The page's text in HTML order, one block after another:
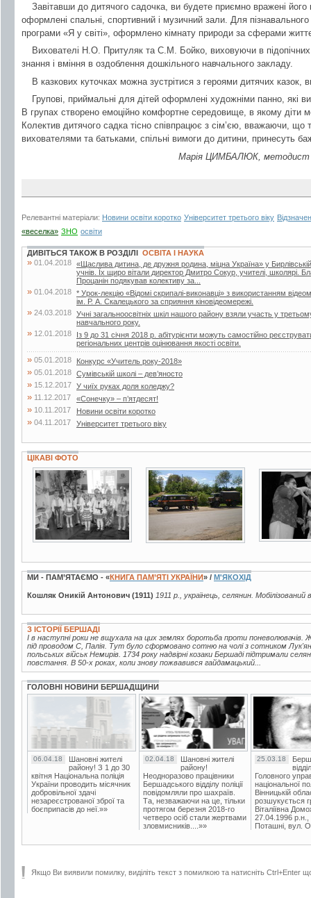
Завітавши до дитячого садочка, ви будете приємно вражені його
оформлені спальні, спортивний і музичний зали. Для пізнавального
програми «Я у світі», оформлено кімнату природи за сферами
Вихователі Н.О. Притуляк та С.М. Бойко, виховуючи в
знання і вміння в оздоблення дошкільного навчального закладу.
В казкових куточках можна зустрітися з героями дитячих казок,
Групові, приймальні для дітей оформлені художніми панно, які
В групах створено емоційно комфортне середовище, в якому діти
Колектив дитячого садка тісно співпрацює з сім’єю, вважаючи, що
вихователями та батьками, спільні вимоги до дитини, принесуть
Марія ЦИМБАЛЮК, методист
Релевантні матеріали: Новини освіти коротко Університет третього віку
«веселка» ЗНО освіти
ДИВІТЬСЯ ТАКОЖ В РОЗДІЛІ ОСВІТА І НАУКА
» 01.04.2018 «Щаслива дитина, де дружня родина, міцна Україна» у Бирлівській
учнів. Їх щиро вітали директор Дмитро Сокур, учителі, школярі.
Процанін подякував колективу за...
» 01.04.2018 * Урок-лекцію «Відомі скрипалі-виконавці» з використанням
ім. Р. А. Скалецького за сприяння кіновідеомережі.
» 24.03.2018 Учні загальноосвітніх шкіл нашого району взяли участь у
навчального року.
» 12.01.2018
Із 9 до 31 січня 2018 р. абітурієнти можуть самостійно
регіональних центрів оцінювання якості освіти.
» 05.01.2018 Конкурс «Учитель року-2018»
» 05.01.2018 Сумівській школі – дев’яносто
» 15.12.2017 У чиїх руках доля коледжу?
» 11.12.2017 «Сонечку» – п’ятдесят!
» 10.11.2017 Новини освіти коротко
» 04.11.2017 Університет третього віку
ЦІКАВІ ФОТО
2 фото 14 фото 6 фото
МИ - ПАМ’ЯТАЄМО - «КНИГА ПАМ’ЯТІ УКРАЇНИ» / М'ЯКОХІД
Кошляк Оникій Антонович (1911) 1911 р., українець, селянин.
З ІСТОРІЇ БЕРШАДІ
І в наступні роки не вщухала на цих землях боротьба проти поневолювачів.
під проводом С, Палія. Тут було сформовано сотню на чолі з сотником
польських військ Немирів. 1734 року надвірні козаки Бершаді підтримали
повстання. В 50-х роках, коли знову пожвавився гайдамацький...
ГОЛОВНІ НОВИНИ БЕРШАДЩИНИ
06.04.18
Шановні жителі
району! З 1 до 30
квітня Національна поліція
України проводить місячник
добровільної здачі
незареєстрованої зброї та
боєприпасів до неї.»»
02.04.18
Шановні жителі
району!
Неодноразово працівники
Бершадського відділу поліції
повідомляли про шахраїв.
Та, незважаючи на це, тільки
протягом березня 2018-го
четверо осіб стали жертвами
зловмисників....»»
25.03.18
Головного
національної
Вінницькій
розшукується
Віталіївна
27.04.1996 р.н.,
Поташні, вул.
Якщо Ви виявили помилку, виділіть текст з помилкою та натисніть Ctrl+Enter